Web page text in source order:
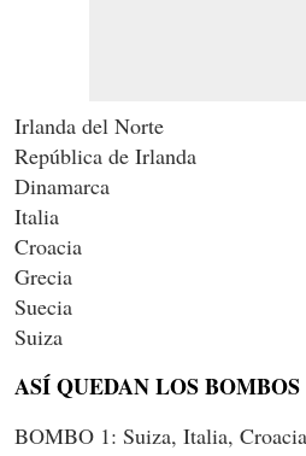
Irlanda del Norte
República de Irlanda
Dinamarca
Italia
Croacia
Grecia
Suecia
Suiza
ASÍ QUEDAN LOS BOMBOS
BOMBO 1: Suiza, Italia,